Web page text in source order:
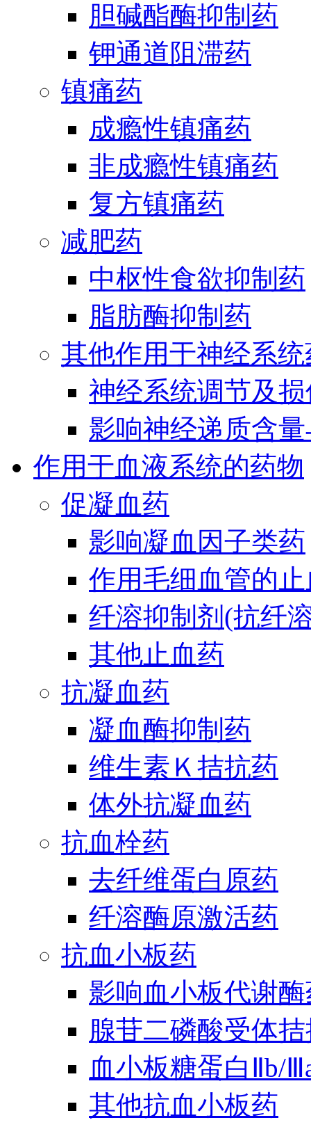
胆碱酯酶抑制药
钾通道阻滞药
镇痛药
成瘾性镇痛药
非成瘾性镇痛药
复方镇痛药
减肥药
中枢性食欲抑制药
脂肪酶抑制药
其他作用于神经系统
神经系统调节及
影响神经递质含
作用于血液系统的药物
促凝血药
影响凝血因子类药
作用毛细血管的
纤溶抑制剂(抗纤
其他止血药
抗凝血药
凝血酶抑制药
维生素Ｋ拮抗药
体外抗凝血药
抗血栓药
去纤维蛋白原药
纤溶酶原激活药
抗血小板药
影响血小板代谢
腺苷二磷酸受体
血小板糖蛋白Ⅱb/
其他抗血小板药